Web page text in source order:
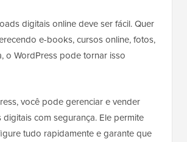
digitais online deve ser fácil. Quer
e-books, cursos online, fotos,
o WordPress pode tornar isso
você pode gerenciar e vender
com segurança. Ele permite
tudo rapidamente e garante que